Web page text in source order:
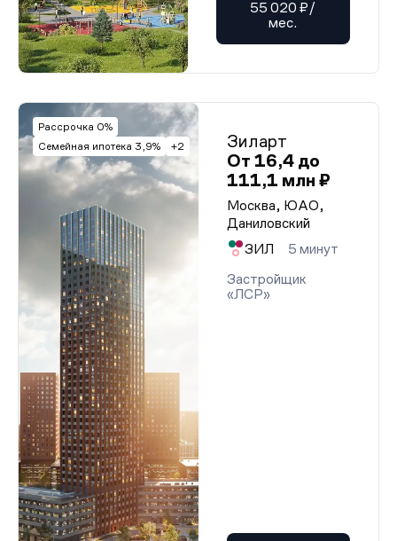
55 020 ₽/
мес.
Рассрочка 0%
Семейная ипотека 3,9%
+2
Зиларт
От 16,4 до
111,1 млн ₽
Москва, ЮАО,
Даниловский
ЗИЛ
5 минут
Застройщик
«ЛСР»